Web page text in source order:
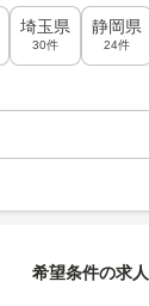
埼玉県
30件
静岡県
24件
希望条件の求